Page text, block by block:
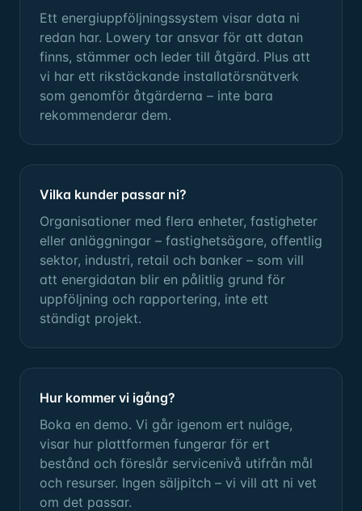
Ett energiuppföljningssystem visar data ni
redan har. Lowery tar ansvar för att datan
finns, stämmer och leder till åtgärd. Plus att
vi har ett rikstäckande installatörsnätverk
som genomför åtgärderna – inte bara
rekommenderar dem.
Vilka kunder passar ni?
Organisationer med flera enheter, fastigheter
eller anläggningar – fastighetsägare, offentlig
sektor, industri, retail och banker – som vill
att energidatan blir en pålitlig grund för
uppföljning och rapportering, inte ett
ständigt projekt.
Hur kommer vi igång?
Boka en demo. Vi går igenom ert nuläge,
visar hur plattformen fungerar för ert
bestånd och föreslår servicenivå utifrån mål
och resurser. Ingen säljpitch – vi vill att ni vet
om det passar.